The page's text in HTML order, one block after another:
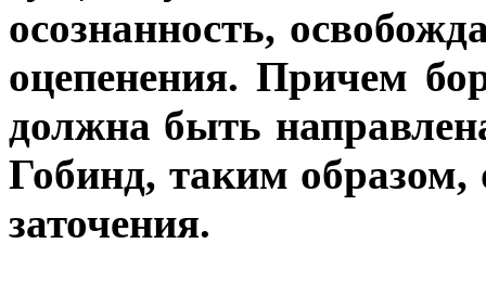
осознанность,
оцепенения. Причем
должна быть
Гобинд, таким образом,
заточения.